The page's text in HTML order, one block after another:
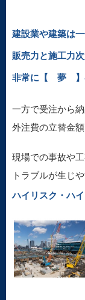
建設業や建築は
販売力と施工力
非常に【 夢 】
一方で受注から
外注費の立替金
現場での事故や
トラブルが生じ
ハイリスク・ハ